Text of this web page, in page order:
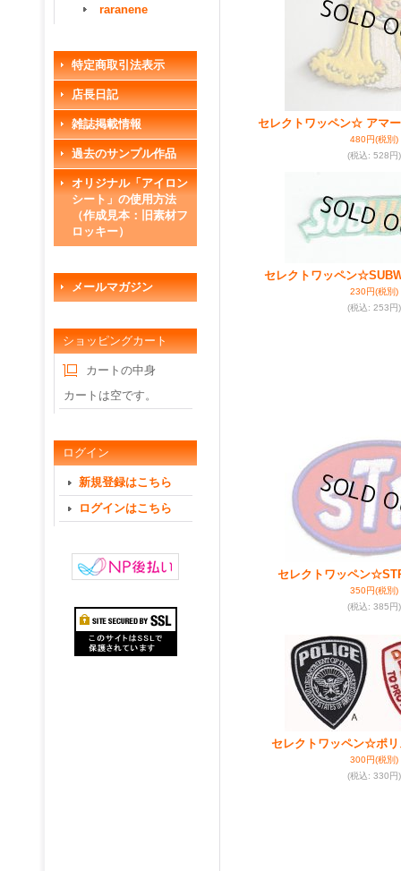
raranene
特定商取引法表示
店長日記
雑誌掲載情報
過去のサンプル作品
オリジナル「アイロン
シート」の使用方法
（作成見本：旧素材フ
ロッキー）
メールマガジン
ショッピングカート
カートの中身
カートは空です。
ログイン
新規登録はこちら
ログインはこちら
セレクトワッペン☆ アマ
480円(税別)
(税込: 528円)
セレクトワッペン
230円(税別)
(税込: 253円)
セレクトワッペン
350円(税別)
(税込: 385円)
セレクトワッペン☆ポリ
300円(税別)
(税込: 330円)